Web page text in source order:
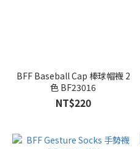
BFF Baseball Cap 棒球帽襪 2
色 BF23016
NT$220